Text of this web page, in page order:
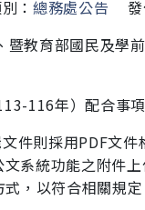
： 總務處公告
暨教育部國民及學
116年）配合事項
件則採用PDF文
系統功能之附件
，以符合相關規定